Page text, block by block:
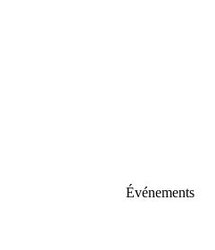
Événements